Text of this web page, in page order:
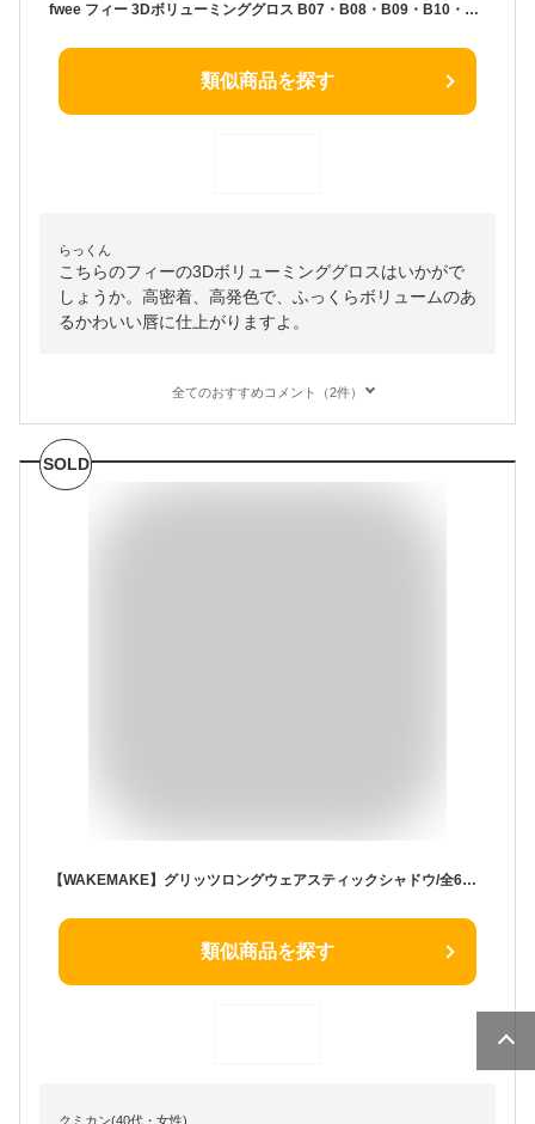
fwee フィー 3Dボリューミンググロス B07・B08・B09・B10・B11
類似商品を探す
らっくん
こちらのフィーの3Dボリューミンググロスはいかがで
しょうか。高密着、高発色で、ふっくらボリュームのあ
るかわいい唇に仕上がりますよ。
全てのおすすめコメント（2件）
SOLD
【WAKEMAKE】グリッツロングウェアスティックシャドウ/全6色 GLITZ LONGWEAR STICK SHADOW アイシャドウ アイメイク ウェイクメイク 韓国コスメ オリーブヤング公式 【楽天海外通販】
類似商品を探す
クミカン(40代・女性)